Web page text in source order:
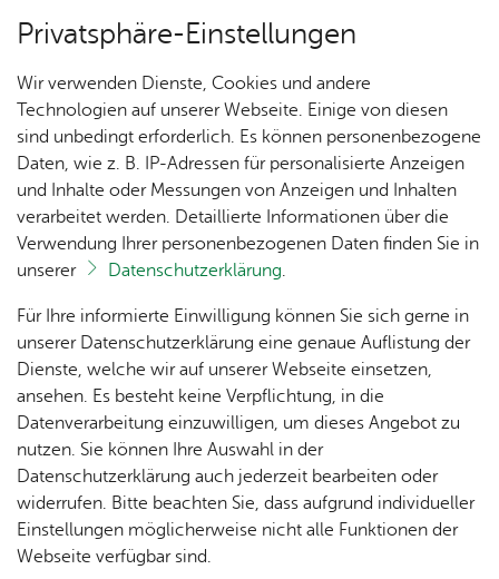
Un­se­re Ort­schaft
Ak­tu­
1250
Jahre
Ai­lin­
gen
Zah­
len,
Daten
& Fak­
ten
Ai­lin­
ger
Fe­ri­
en­
Orts­
vor­
& Ort­
schaft
s­rat
Ver­
eins­le­
ben
Ak­ti­on
mein­
sinn
Ai­lin­
gen
Öf­
fent­li­
Bil­der
Orts­
plan
Aus­bil­
dung
& of­fe­
Ver­an­stal­tun­gen
Ter­min spei­chern
Ver­an­stal­tung dru­cken
Vor­le­sen
Mit dem Mönch durch die
Schloss­kir­che in­klu­si­ve
Wein­pro­be
Frei­tag, 09. Ok­to­ber 2026, 16:00 Uhr–17:30 Uhr
Privatsphäre-Einstellungen
Wir verwenden Dienste, Cookies und andere
Technologien auf unserer Webseite. Einige von diesen
sind unbedingt erforderlich. Es können personenbezogene
Daten, wie z. B. IP-Adressen für personalisierte Anzeigen
und Inhalte oder Messungen von Anzeigen und Inhalten
verarbeitet werden. Detaillierte Informationen über die
Verwendung Ihrer personenbezogenen Daten finden Sie in
unserer
Datenschutzerklärung.
Für Ihre informierte Einwilligung können Sie sich gerne in
unserer Datenschutzerklärung eine genaue Auflistung der
Dienste, welche wir auf unserer Webseite einsetzen,
ansehen. Es besteht keine Verpflichtung, in die
Datenverarbeitung einzuwilligen, um dieses Angebot zu
nutzen. Sie können Ihre Auswahl in der
Datenschutzerklärung auch jederzeit bearbeiten oder
widerrufen. Bitte beachten Sie, dass aufgrund individueller
Einstellungen möglicherweise nicht alle Funktionen der
Webseite verfügbar sind.